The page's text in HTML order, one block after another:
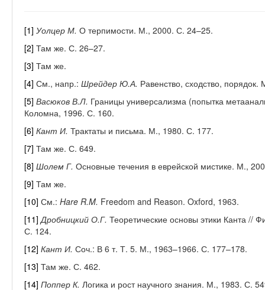
[1] Уолцер М. О терпимости. М., 2000. С. 24–25.
[2] Там же. С. 26–27.
[3] Там же.
[4] См., напр.: Шрейдер Ю.А. Равенство, сходство,
[5] Васюков В.Л. Границы универсализма (попытка
Коломна, 1996. С. 160.
[6] Кант И. Трактаты и письма. М., 1980. С. 177.
[7] Там же. С. 649.
[8] Шолем Г. Основные течения в еврейской мистике. М.,
[9] Там же.
[10] См.: Hare R.M. Freedom and Reason. Oxford, 1963.
[11] Дробницкий О.Г. Теоретические основы этики Канта //
С. 124.
[12] Кант И. Соч.: В 6 т. Т. 5. М., 1963–1966. С. 177–178.
[13] Там же. С. 462.
[14] Поппер К. Логика и рост научного знания. М., 1983. С.